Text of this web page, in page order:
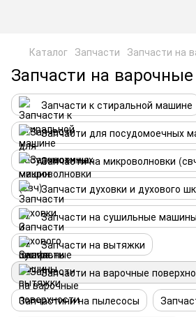
Каталог Запчасти Запчасти на
Запчасти на
Запчасти к стиральной машине
Запчасти для посудомоечных
Запчасти на микроволновки
Запчасти духовки и духового
Запчасти на сушильные машины
Запчасти на вытяжки
Запчасти на варочные
Запчастини на пылесосы